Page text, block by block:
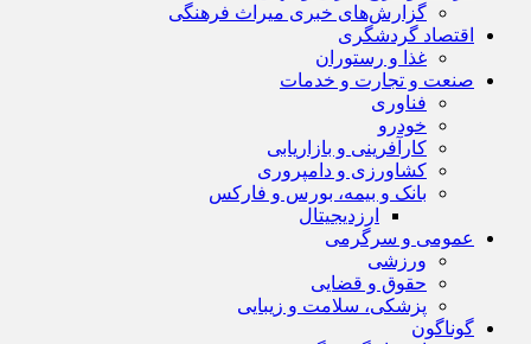
گزارش‌های خبری میراث فرهنگی
اقتصاد گردشگری
غذا و رستوران
صنعت و تجارت و خدمات
فناوری
خودرو
کارآفرینی و بازاریابی
کشاورزی و دامپروری
بانک و بیمه، بورس و فارکس
ارزدیجیتال
عمومی و سرگرمی
ورزشی
حقوق و قضایی
پزشکی، سلامت و زیبایی
گوناگون